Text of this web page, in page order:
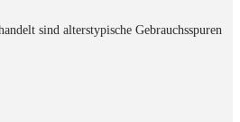
sind alterstypische Gebrauchsspuren